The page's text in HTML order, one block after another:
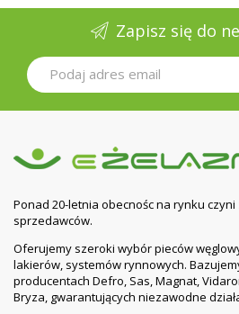
Zapisz się do
Ponad 20-letnia obecnośc na rynku
sprzedawców.
Oferujemy szeroki wybór pieców
lakierów, systemów rynnowych.
producentach Defro, Sas, Magnat,
Bryza, gwarantujących niezawodne